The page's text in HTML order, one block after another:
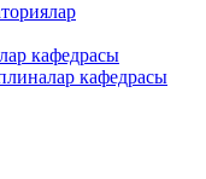
кафедрасы
кафедрасы